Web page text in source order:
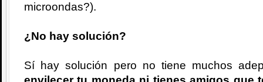
microondas?).
¿No hay solución?
Sí hay solución pero no tiene muchos